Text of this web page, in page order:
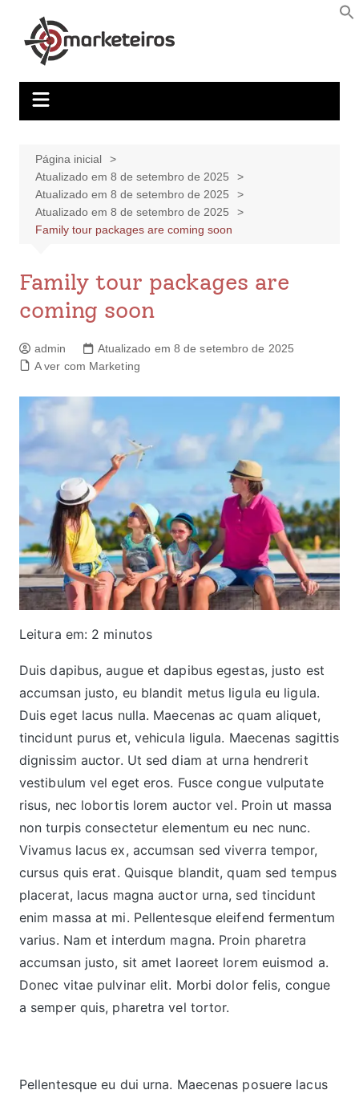
Página inicial
Atualizado em 8 de setembro de 2025
Atualizado em 8 de setembro de 2025
Atualizado em 8 de setembro de 2025
Family tour packages are coming soon
Family tour packages are
coming soon
admin
Atualizado em 8 de setembro de 2025
A ver com Marketing
Leitura em: 2 minutos
Duis dapibus, augue et dapibus egestas, justo est
accumsan justo, eu blandit metus ligula eu ligula.
Duis eget lacus nulla. Maecenas ac quam aliquet,
tincidunt purus et, vehicula ligula. Maecenas sagittis
dignissim auctor. Ut sed diam at urna hendrerit
vestibulum vel eget eros. Fusce congue vulputate
risus, nec lobortis lorem auctor vel. Proin ut massa
non turpis consectetur elementum eu nec nunc.
Vivamus lacus ex, accumsan sed viverra tempor,
cursus quis erat. Quisque blandit, quam sed tempus
placerat, lacus magna auctor urna, sed tincidunt
enim massa at mi. Pellentesque eleifend fermentum
varius. Nam et interdum magna. Proin pharetra
accumsan justo, sit amet laoreet lorem euismod a.
Donec vitae pulvinar elit. Morbi dolor felis, congue
a semper quis, pharetra vel tortor.
Pellentesque eu dui urna. Maecenas posuere lacus